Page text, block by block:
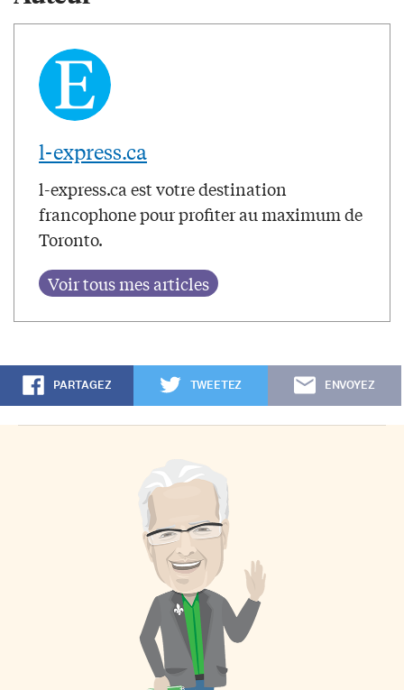
l-express.ca
l-express.ca est votre destination
francophone pour profiter au maximum de
Toronto.
PARTAGEZ TWEETEZ ENVOYEZ